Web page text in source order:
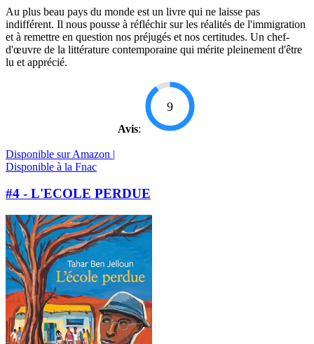
Au plus beau pays du monde est un livre qui ne laisse pas
indifférent. Il nous pousse à réfléchir sur les réalités de l'immigration
et à remettre en question nos préjugés et nos certitudes. Un chef-
d'œuvre de la littérature contemporaine qui mérite pleinement d'être
lu et apprécié.
Avis:
9
Disponible sur Amazon |
Disponible à la Fnac
#4 - L'ECOLE PERDUE